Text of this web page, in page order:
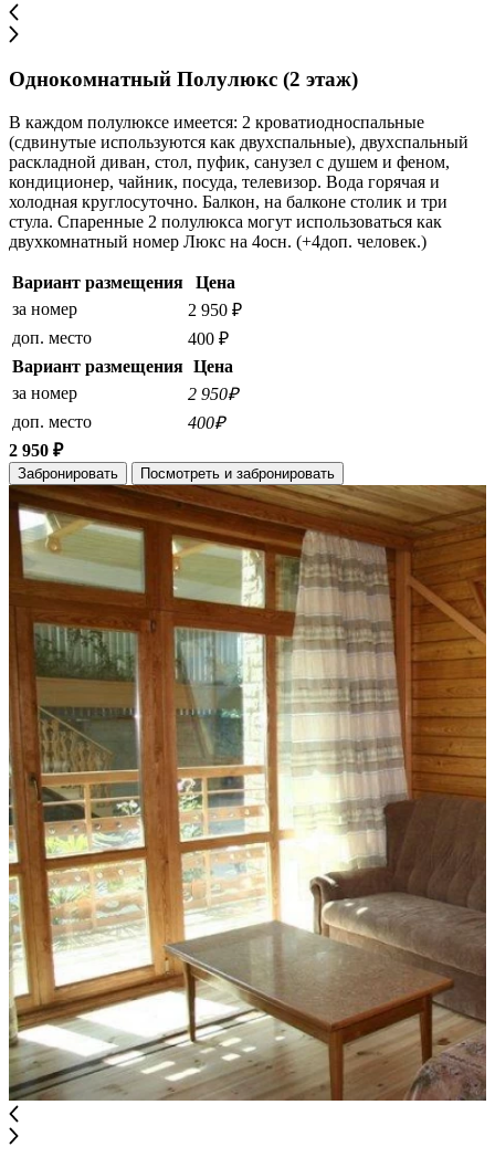
Однокомнатный Полулюкс (2 этаж)
В каждом полулюксе имеется: 2 кроватиодноспальные
(сдвинутые используются как двухспальные), двухспальный
раскладной диван, стол, пуфик, санузел с душем и феном,
кондиционер, чайник, посуда, телевизор. Вода горячая и
холодная круглосуточно. Балкон, на балконе столик и три
стула. Спаренные 2 полулюкса могут использоваться как
двухкомнатный номер Люкс на 4осн. (+4доп. человек.)
Вариант размещения
Цена
за номер
2 950 ₽
доп. место
400 ₽
Вариант размещения Цена
за номер
2 950₽
доп. место
400₽
2 950 ₽
Забронировать Посмотреть и забронировать